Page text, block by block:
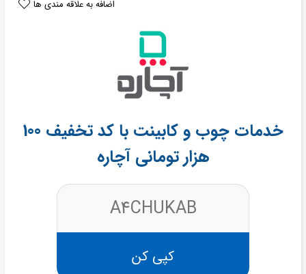
اضافه به علاقه مندی ها
خدمات چوب و کابینت با کد تخفیف 100
هزار تومانی آچاره
A4CHUKAB
کپی کن